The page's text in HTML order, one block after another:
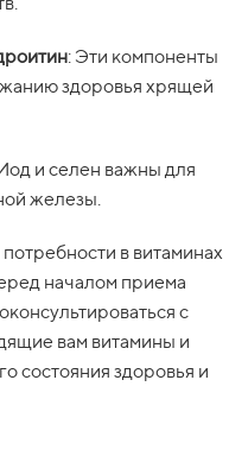
: Эти компоненты
здоровья хрящей
и селен важны для
железы.
в витаминах
началом приема
с
вам витамины и
состояния здоровья и